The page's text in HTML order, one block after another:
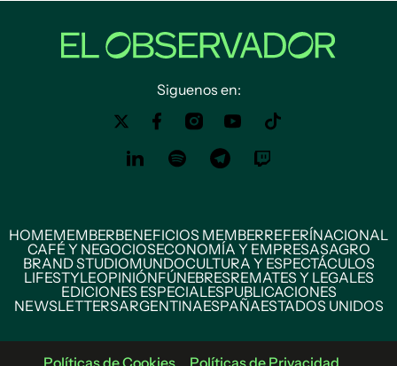
Siguenos en:
HOMEMEMBERBENEFICIOS MEMBERREFERÍNACIONAL
CAFÉ Y NEGOCIOSECONOMÍA Y EMPRESASAGRO
BRAND STUDIOMUNDOCULTURA Y ESPECTÁCULOS
LIFESTYLEOPINIÓNFÚNEBRESREMATES Y LEGALES
EDICIONES ESPECIALESPUBLICACIONES
NEWSLETTERSARGENTINAESPAÑAESTADOS UNIDOS